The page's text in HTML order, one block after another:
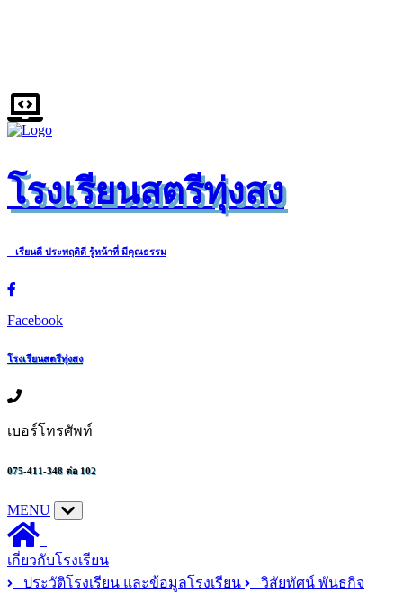
โรงเรียนสตรีทุ่งสง
เรียนดี ประพฤติดี รู้หน้าที่ มีคุณธรรม
Facebook
โรงเรียนสตรีทุ่งสง
เบอร์โทรศัพท์
075-411-348 ต่อ 102
MENU
เกี่ยวกับโรงเรียน
ประวัติโรงเรียน และข้อมูลโรงเรียน
วิสัยทัศน์ พันธกิจ